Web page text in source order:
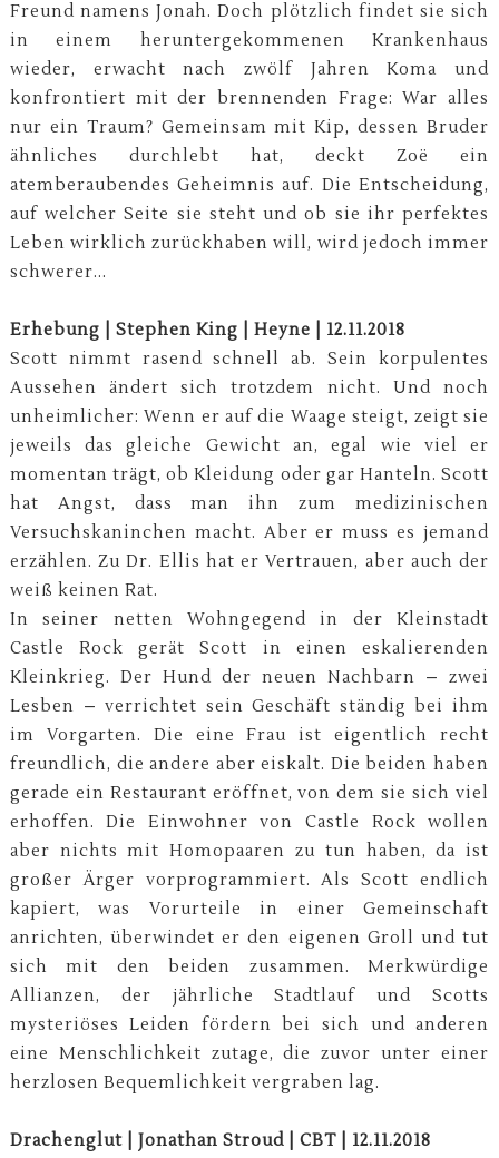
Freund namens Jonah. Doch plötzlich findet sie sich
in einem heruntergekommenen Krankenhaus
wieder, erwacht nach zwölf Jahren Koma und
konfrontiert mit der brennenden Frage: War alles
nur ein Traum? Gemeinsam mit Kip, dessen Bruder
ähnliches durchlebt hat, deckt Zoë ein
atemberaubendes Geheimnis auf. Die Entscheidung,
auf welcher Seite sie steht und ob sie ihr perfektes
Leben wirklich zurückhaben will, wird jedoch immer
schwerer...
Erhebung | Stephen King | Heyne | 12.11.2018
Scott nimmt rasend schnell ab. Sein korpulentes
Aussehen ändert sich trotzdem nicht. Und noch
unheimlicher: Wenn er auf die Waage steigt, zeigt sie
jeweils das gleiche Gewicht an, egal wie viel er
momentan trägt, ob Kleidung oder gar Hanteln. Scott
hat Angst, dass man ihn zum medizinischen
Versuchskaninchen macht. Aber er muss es jemand
erzählen. Zu Dr. Ellis hat er Vertrauen, aber auch der
weiß keinen Rat.
In seiner netten Wohngegend in der Kleinstadt
Castle Rock gerät Scott in einen eskalierenden
Kleinkrieg. Der Hund der neuen Nachbarn – zwei
Lesben – verrichtet sein Geschäft ständig bei ihm
im Vorgarten. Die eine Frau ist eigentlich recht
freundlich, die andere aber eiskalt. Die beiden haben
gerade ein Restaurant eröffnet, von dem sie sich viel
erhoffen. Die Einwohner von Castle Rock wollen
aber nichts mit Homopaaren zu tun haben, da ist
großer Ärger vorprogrammiert. Als Scott endlich
kapiert, was Vorurteile in einer Gemeinschaft
anrichten, überwindet er den eigenen Groll und tut
sich mit den beiden zusammen. Merkwürdige
Allianzen, der jährliche Stadtlauf und Scotts
mysteriöses Leiden fördern bei sich und anderen
eine Menschlichkeit zutage, die zuvor unter einer
herzlosen Bequemlichkeit vergraben lag.
Drachenglut | Jonathan Stroud | CBT | 12.11.2018